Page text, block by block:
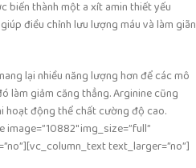
biến thành một a xít amin thiết yếu
điều chỉnh lưu lượng máu và làm giãn
lại nhiều năng lượng hơn để các mô
làm giảm căng thẳng. Arginine cũng
hoạt động thể chất cường độ cao.
img_size=”full”
text_larger=”no”]